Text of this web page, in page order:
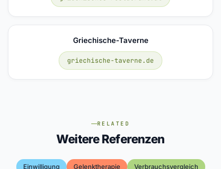
Griechische-Taverne
griechische-taverne.de
RELATED
Weitere Referenzen
Einwilligung Gelenktherapie Verbrauchsvergleich